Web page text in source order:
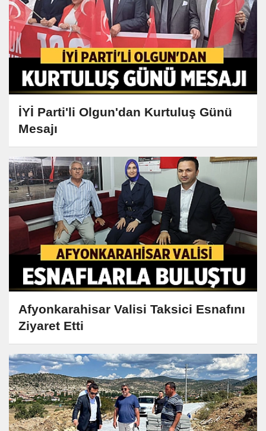
İYİ Parti'li Olgun'dan Kurtuluş Günü
Mesajı
Afyonkarahisar Valisi Taksici Esnafını
Ziyaret Etti